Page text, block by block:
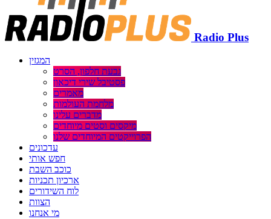
Radio Plus
המגזין
גבעת חלפון, הסרט
פסטיבל שירי דיכאון
מאמרים
מלחמת העולמות
מדברים עלינו
מיקסים וסטים מיוחדים
הפרוייקטים המיוחדים שלנו
עדכונים
חפש אותי
כוכב השבת
ארכיון תכניות
לוח השידורים
הצוות
מי אנחנו